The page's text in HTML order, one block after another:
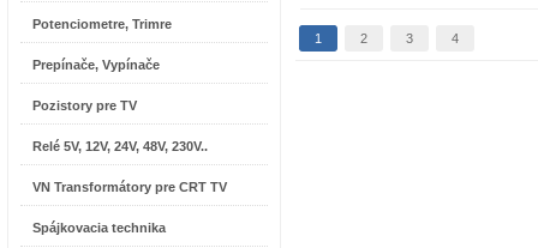
Potenciometre, Trimre
Prepínače, Vypínače
Pozistory pre TV
Relé 5V, 12V, 24V, 48V, 230V..
VN Transformátory pre CRT TV
Spájkovacia technika
1 2 3 4